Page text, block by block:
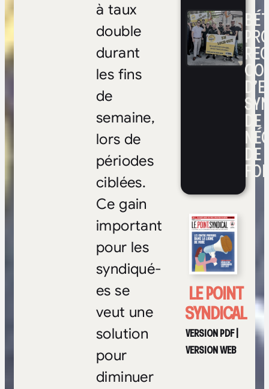
DE
DE
FOI
LE POINT
SYNDICAL
VERSION PDF|
VERSION WEB
à taux
double
durant
les fins
de
semaine,
lors de
périodes
ciblées.
Ce gain
important
pour les
syndiqué-
es se
veut une
solution
pour
diminuer